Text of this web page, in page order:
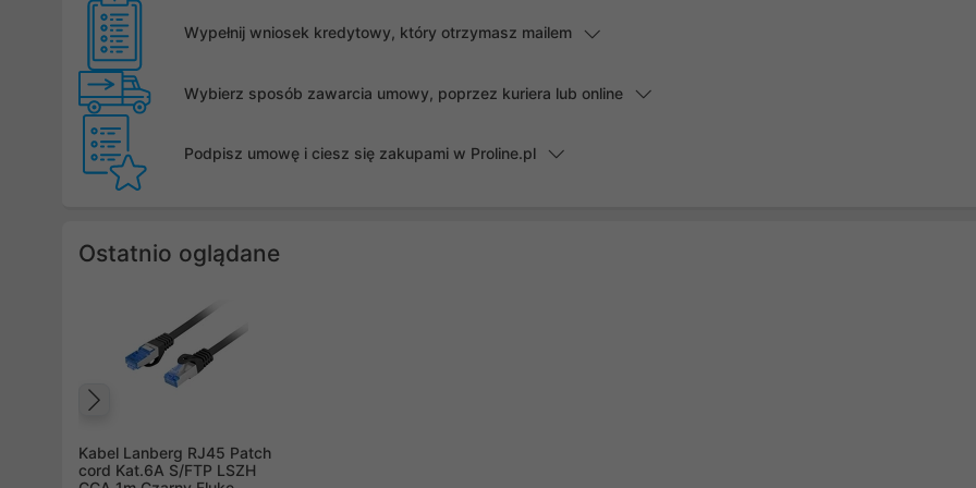
Wypełnij wniosek kredytowy, który otrzymasz mailem
Wybierz sposób zawarcia umowy, poprzez kuriera lub online
Podpisz umowę i ciesz się zakupami w Proline.pl
Ostatnio oglądane
Kabel Lanberg RJ45 Patch
cord Kat.6A S/FTP LSZH